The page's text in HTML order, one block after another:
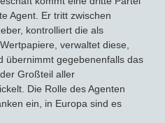
Agent. Er tritt zwischen
kontrolliert die als
verwaltet diese,
übernimmt gegebenenfalls das
Großteil aller
Die Rolle des Agenten
ein, in Europa sind es